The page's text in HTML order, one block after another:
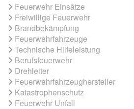
Feuerwehr Einsätze
Freiwillige Feuerwehr
Brandbekämpfung
Feuerwehrfahrzeuge
Technische Hilfeleistung
Berufsfeuerwehr
Drehleiter
Feuerwehrfahrzeughersteller
Katastrophenschutz
Feuerwehr Unfall